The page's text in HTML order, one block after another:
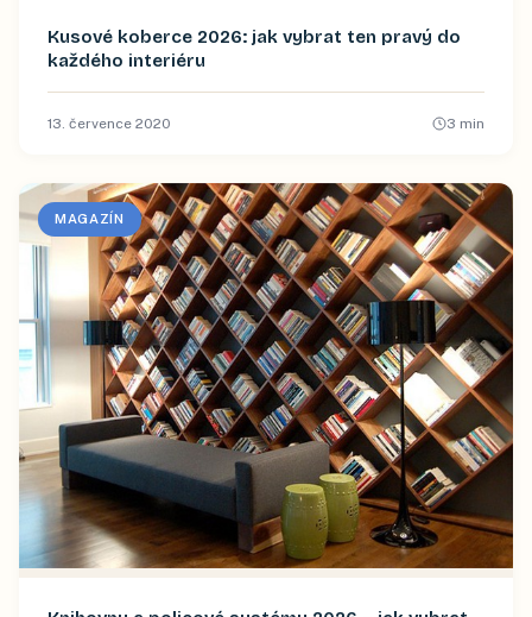
Kusové koberce 2026: jak vybrat ten pravý do
každého interiéru
13. července 2020 3 min
MAGAZÍN